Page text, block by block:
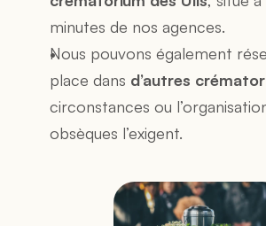
minutes de nos agences.
Nous pouvons également
place dans d’autres
circonstances ou
obsèques l’exigent.